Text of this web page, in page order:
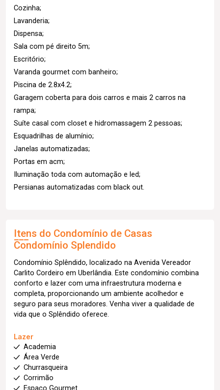
Cozinha;
Lavanderia;
Dispensa;
Sala com pé direito 5m;
Escritório;
Varanda gourmet com banheiro;
Piscina de 2.8x4.2;
Garagem coberta para dois carros e mais 2 carros na
rampa;
Suíte casal com closet e hidromassagem 2 pessoas;
Esquadrilhas de alumínio;
Janelas automatizadas;
Portas em acm;
Iluminação toda com automação e led;
Persianas automatizadas com black out.
Itens do Condomínio de Casas
Condomínio Splendido
Condomínio Splêndido, localizado na Avenida Vereador
Carlito Cordeiro em Uberlândia. Este condomínio combina
conforto e lazer com uma infraestrutura moderna e
completa, proporcionando um ambiente acolhedor e
seguro para seus moradores. Venha viver a qualidade de
vida que o Splêndido oferece.
Lazer
Academia
Área Verde
Churrasqueira
Corrimão
Espaço Gourmet